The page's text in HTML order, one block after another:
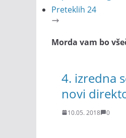
Preteklih 24
Morda vam bo
4. izredna
novi
10.05. 2018 0